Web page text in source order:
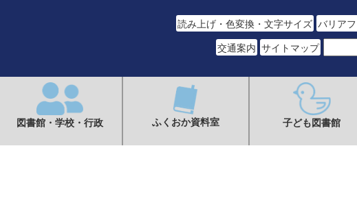
読み上げ・色変換・文字サイズ バリア
交通案内 サイトマップ
図書館・学校・行政 ふくおか資料室 子ども図書館